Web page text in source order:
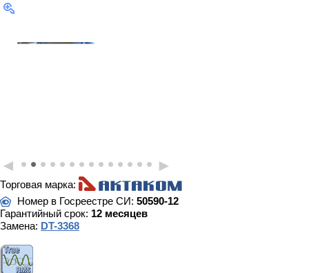
• • • • • • • • • • • • • •
◄ ►
Торговая марка:
Номер в Госреестре СИ: 50590-12
Гарантийный срок: 12 месяцев
Замена: DT-3368